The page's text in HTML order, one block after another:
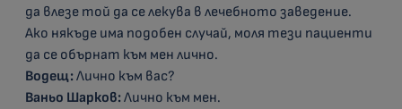
да влезе той да се лекува в лечебното заведение.
Ако някъде има подобен случай, моля тези пациенти
да се обърнат към мен лично.
Водещ:Лично към вас?
Ваньо Шарков:Лично към мен.